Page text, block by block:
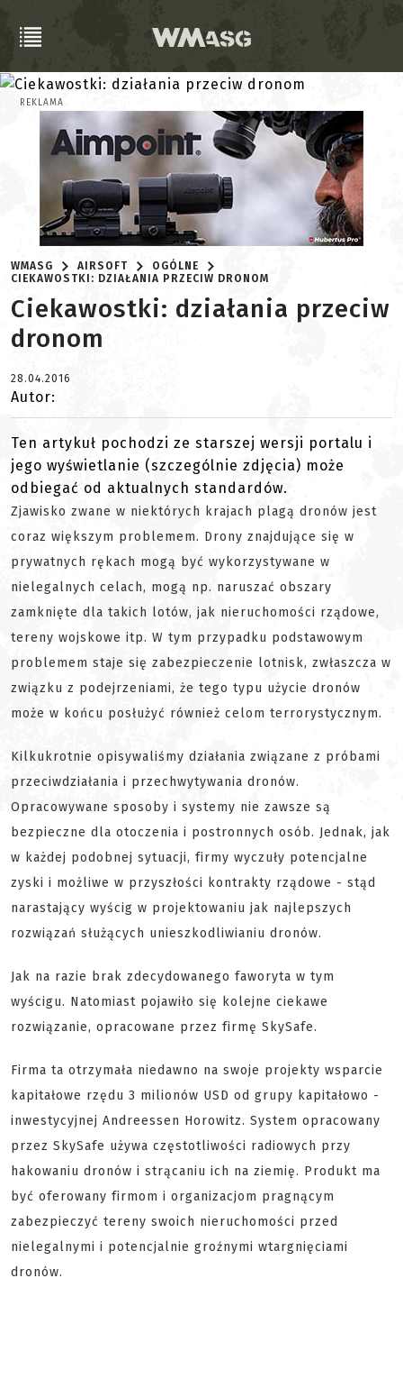
REKLAMA
WMASG AIRSOFT
OGÓLNE
CIEKAWOSTKI: DZIAŁANIA PRZECIW DRONOM
Ciekawostki: działania przeciw
dronom
28.04.2016
Autor:
Ten artykuł pochodzi ze starszej wersji portalu i
jego wyświetlanie (szczególnie zdjęcia) może
odbiegać od aktualnych standardów.
Zjawisko zwane w niektórych krajach plagą dronów jest
coraz większym problemem. Drony znajdujące się w
prywatnych rękach mogą być wykorzystywane w
nielegalnych celach, mogą np. naruszać obszary
zamknięte dla takich lotów, jak nieruchomości rządowe,
tereny wojskowe itp. W tym przypadku podstawowym
problemem staje się zabezpieczenie lotnisk, zwłaszcza w
związku z podejrzeniami, że tego typu użycie dronów
może w końcu posłużyć również celom terrorystycznym.
Kilkukrotnie opisywaliśmy działania związane z próbami
przeciwdziałania i przechwytywania dronów.
Opracowywane sposoby i systemy nie zawsze są
bezpieczne dla otoczenia i postronnych osób. Jednak, jak
w każdej podobnej sytuacji, firmy wyczuły potencjalne
zyski i możliwe w przyszłości kontrakty rządowe - stąd
narastający wyścig w projektowaniu jak najlepszych
rozwiązań służących unieszkodliwianiu dronów.
Jak na razie brak zdecydowanego faworyta w tym
wyścigu. Natomiast pojawiło się kolejne ciekawe
rozwiązanie, opracowane przez firmę SkySafe.
Firma ta otrzymała niedawno na swoje projekty wsparcie
kapitałowe rzędu 3 milionów USD od grupy kapitałowo -
inwestycyjnej Andreessen Horowitz. System opracowany
przez SkySafe używa częstotliwości radiowych przy
hakowaniu dronów i strącaniu ich na ziemię. Produkt ma
być oferowany firmom i organizacjom pragnącym
zabezpieczyć tereny swoich nieruchomości przed
nielegalnymi i potencjalnie groźnymi wtargnięciami
dronów.